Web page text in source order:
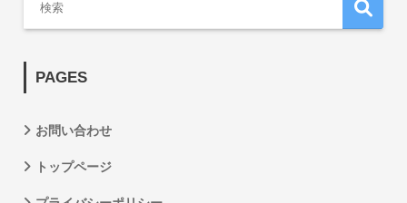
PAGES
お問い合わせ
トップページ